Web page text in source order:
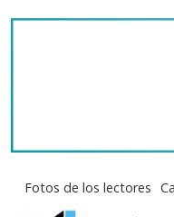
Fotos de los lectores